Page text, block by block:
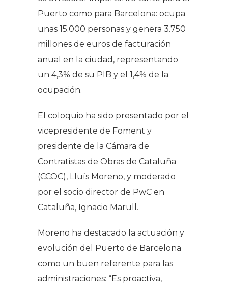
Puerto como para Barcelona: ocupa
unas 15.000 personas y genera 3.750
millones de euros de facturación
anual en la ciudad, representando
un 4,3% de su PIB y el 1,4% de la
ocupación.
El coloquio ha sido presentado por el
vicepresidente de Foment y
presidente de la Cámara de
Contratistas de Obras de Cataluña
(CCOC), Lluís Moreno, y moderado
por el socio director de PwC en
Cataluña, Ignacio Marull.
Moreno ha destacado la actuación y
evolución del Puerto de Barcelona
como un buen referente para las
administraciones: “Es proactiva,